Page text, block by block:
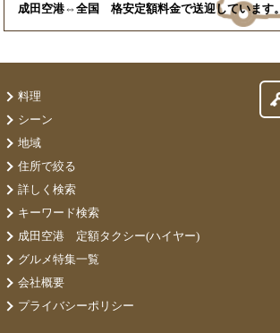
成田空港⇔全国 格安定額料金で送迎しています。
料理
シーン
地域
住所で絞る
詳しく検索
キーワード検索
成田空港 定額タクシー(ハイヤー)
グルメ特集一覧
会社概要
プライバシーポリシー